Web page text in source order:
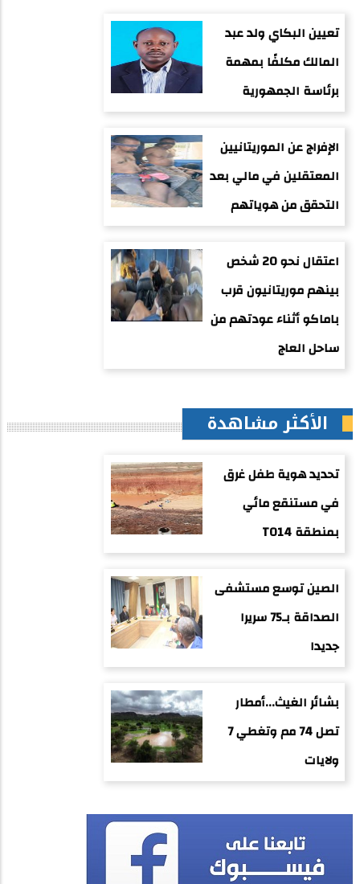
تعيين البكاي ولد عبد
المالك مكلفًا بمهمة
برئاسة الجمهورية
الإفراج عن الموريتانيين
المعتقلين في مالي بعد
التحقق من هوياتهم
اعتقال نحو 20 شخص
بينهم موريتانيون قرب
باماكو أثناء عودتهم من
ساحل العاج
الأكثر مشاهدة
تحديد هوية طفل غرق
في مستنقع مائي
بمنطقة TO14
الصين توسع مستشفى
الصداقة بـ75 سريرا
جديدا
بشائر الغيث...أمطار
تصل 74 مم وتغطي 7
ولايات